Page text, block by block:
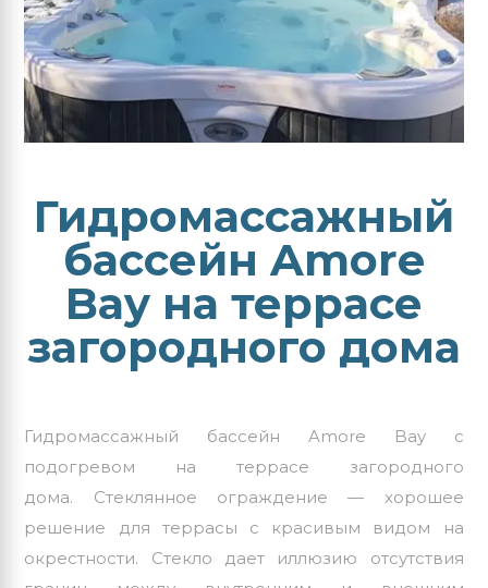
Гидромассажный
бассейн Amore
Bay на террасе
загородного дома
Гидромассажный бассейн Amore Bayс
подогревом на террасе загородного
дома. Стеклянное ограждение — хорошее
решение для террасы с красивым видом на
окрестности. Стекло дает иллюзию отсутствия